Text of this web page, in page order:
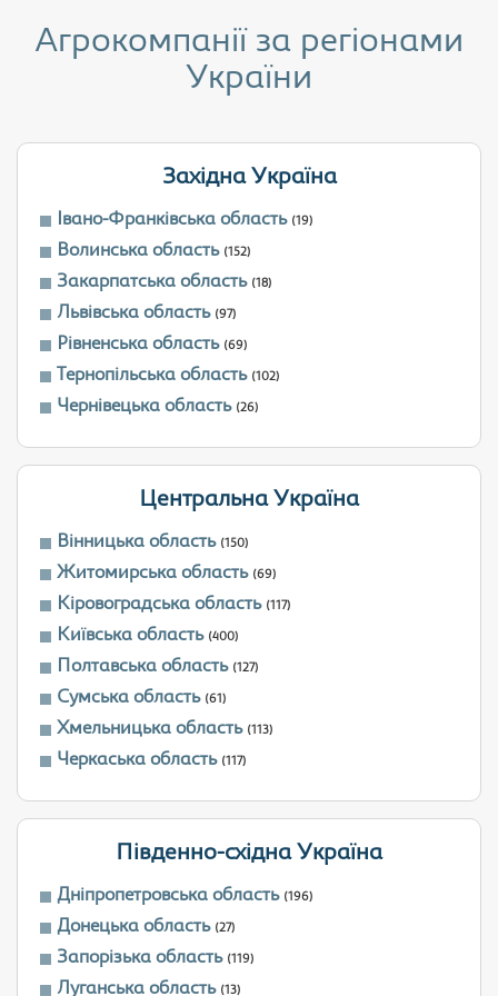
Агрокомпанії за регіонами
України
Західна Україна
Івано-Франківська область (19)
Волинська область (152)
Закарпатська область (18)
Львівська область (97)
Рівненська область (69)
Тернопільська область (102)
Чернівецька область (26)
Центральна Україна
Вінницька область (150)
Житомирська область (69)
Кіровоградська область (117)
Київська область (400)
Полтавська область (127)
Сумська область (61)
Хмельницька область (113)
Черкаська область (117)
Південно-східна Україна
Дніпропетровська область (196)
Донецька область (27)
Запорізька область (119)
Луганська область (13)